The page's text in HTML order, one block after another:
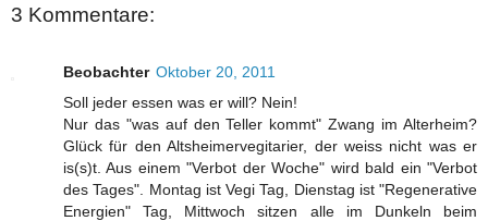
3 Kommentare:
Beobachter Oktober 20, 2011
Soll jeder essen was er will? Nein!
Nur das "was auf den Teller kommt" Zwang im Alterheim?
Glück für den Altsheimervegitarier, der weiss nicht was er
is(s)t. Aus einem "Verbot der Woche" wird bald ein "Verbot
des Tages". Montag ist Vegi Tag, Dienstag ist "Regenerative
Energien" Tag, Mittwoch sitzen alle im Dunkeln beim